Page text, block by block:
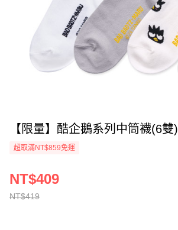
【限量】酷企鵝系列中筒襪(6雙)
超取滿NT$859免運
NT$419
NT$409